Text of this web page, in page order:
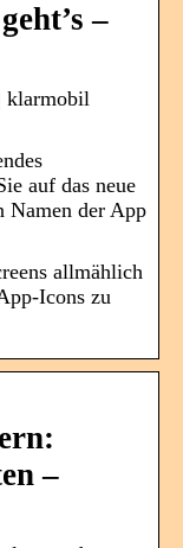
–
klarmobil
auf das neue
Namen der App
allmählich
Icons zu
–